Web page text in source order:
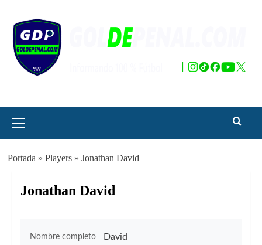
contenido
principal
Portada » Players» Jonathan David
Jonathan David
Nombre completo David